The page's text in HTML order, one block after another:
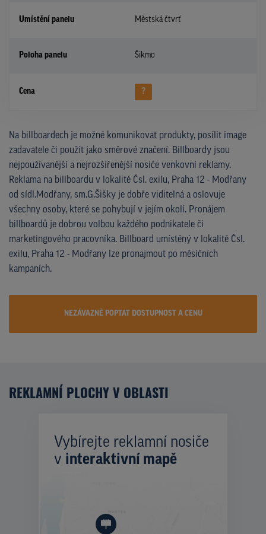
Umístění panelu Městská čtvrť
Poloha panelu Šikmo
Cena ?
Na billboardech je možné komunikovat produkty, posílit image
zadavatele či použít jako směrové značení. Billboardy jsou
nejpoužívanější a nejrozšířenější nosiče venkovní reklamy.
Reklama na billboardu v lokalitě Čsl. exilu, Praha 12 - Modřany
od sídl.Modřany, sm.G.Šišky je dobře viditelná a oslovuje
všechny osoby, které se pohybují v jejím okolí. Pronájem
billboardů je dobrou volbou každého podnikatele či
marketingového pracovníka. Billboard umístěný v lokalitě Čsl.
exilu, Praha 12 - Modřany lze pronajmout po měsíčních
kampaních.
NEZÁVAZNĚ POPTAT DOSTUPNOST A CENU
REKLAMNÍ PLOCHY V OBLASTI
Vybírejte reklamní nosiče
v interaktivní mapě